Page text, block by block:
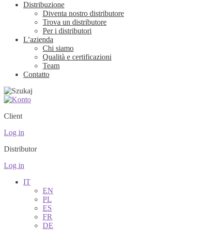
Distribuzione
Diventa nostro distributore
Trova un distributore
Per i distributori
L’azienda
Chi siamo
Qualità e certificazioni
Team
Contatto
Client
Log in
Distributor
Log in
IT
EN
PL
ES
FR
DE